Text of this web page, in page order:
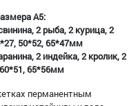
А5:
2 рыба, 2 курица, 2
50*52, 65*47мм
2 индейка, 2 кролик, 2
65*56мм
перманентным